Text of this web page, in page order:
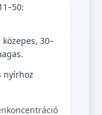
közepes, 30–
nyírhoz